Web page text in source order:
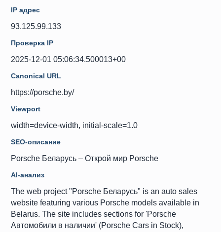
IP адрес
93.125.99.133
Проверка IP
2025-12-01 05:06:34.500013+00
Canonical URL
https://porsche.by/
Viewport
width=device-width, initial-scale=1.0
SEO-описание
Porsche Беларусь – Открой мир Porsche
AI-анализ
The web project "Porsche Беларусь" is an auto sales
website featuring various Porsche models available in
Belarus. The site includes sections for 'Porsche
Автомобили в наличии' (Porsche Cars in Stock),